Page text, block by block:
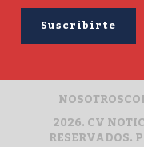
2026. CV
RESERVADOS.
NOSOTROS